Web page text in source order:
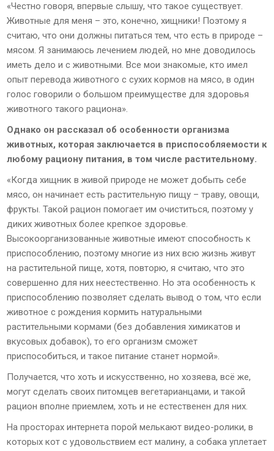
«Честно говоря, впервые слышу, что такое существует.
Животные для меня – это, конечно, хищники! Поэтому я
считаю, что они должны питаться тем, что есть в природе –
мясом. Я занимаюсь лечением людей, но мне доводилось
иметь дело и с животными. Все мои знакомые, кто имел
опыт перевода животного с сухих кормов на мясо, в один
голос говорили о большом преимуществе для здоровья
животного такого рациона».
Однако он рассказал об особенности организма
животных, которая заключается в приспособляемости к
любому рациону питания, в том числе растительному.
«Когда хищник в живой природе не может добыть себе
мясо, он начинает есть растительную пищу – траву, овощи,
фрукты. Такой рацион помогает им очиститься, поэтому у
диких животных более крепкое здоровье.
Высокоорганизованные животные имеют способность к
приспособлению, поэтому многие из них всю жизнь живут
на растительной пище, хотя, повторю, я считаю, что это
совершенно для них неестественно. Но эта особенность к
приспособлению позволяет сделать вывод о том, что если
животное с рождения кормить натуральными
растительными кормами (без добавления химикатов и
вкусовых добавок), то его организм сможет
приспособиться, и такое питание станет нормой».
Получается, что хоть и искусственно, но хозяева, всё же,
могут сделать своих питомцев вегетарианцами, и такой
рацион вполне приемлем, хоть и не естественен для них.
На просторах интернета порой мелькают видео-ролики, в
которых кот с удовольствием ест малину, а собака уплетает